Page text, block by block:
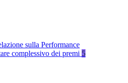
sulla Performance
complessivo dei premi 5